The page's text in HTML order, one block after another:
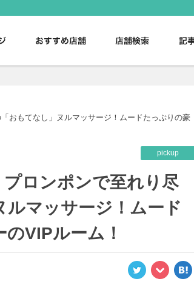
おもてなし」ヌルマッサージ！ムードたっぷりの豪
pickup
ロンポンで至れり尽
ルマッサージ！ムード
VIPルーム！